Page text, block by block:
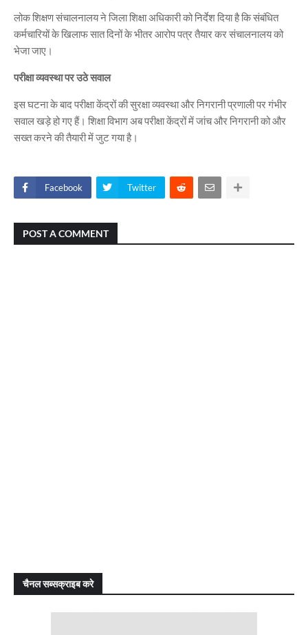
लोक शिक्षण संचालनालय ने जिला शिक्षा अधिकारी को निर्देश दिया है कि संबंधित
कर्मचारियों के खिलाफ सात दिनों के भीतर आरोप पत्र तैयार कर संचालनालय को
भेजा जाए।
परीक्षा व्यवस्था पर उठे सवाल
इस घटना के बाद परीक्षा केंद्रों की सुरक्षा व्यवस्था और निगरानी प्रणाली पर गंभीर
सवाल खड़े हो गए हैं। शिक्षा विभाग अब परीक्षा केंद्रों में जांच और निगरानी को और
सख्त करने की तैयारी में जुट गया है।
Facebook Twitter
POST A COMMENT
चैनल सब्सक्राइब करे